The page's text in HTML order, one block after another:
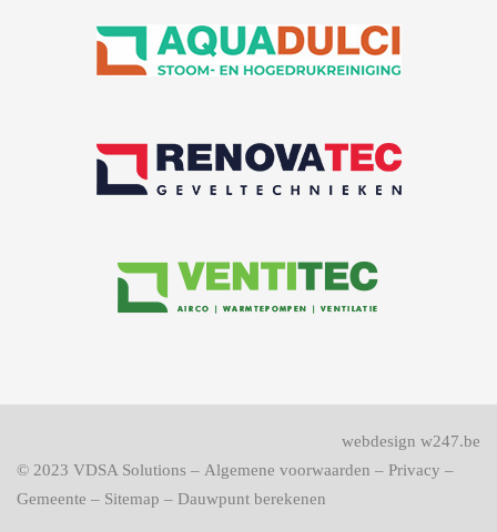
© 2023 VDSA Solutions – Algemene voorwaarden – Privacy –
Gemeente – Sitemap – Dauwpunt berekenen
webdesign w247.be